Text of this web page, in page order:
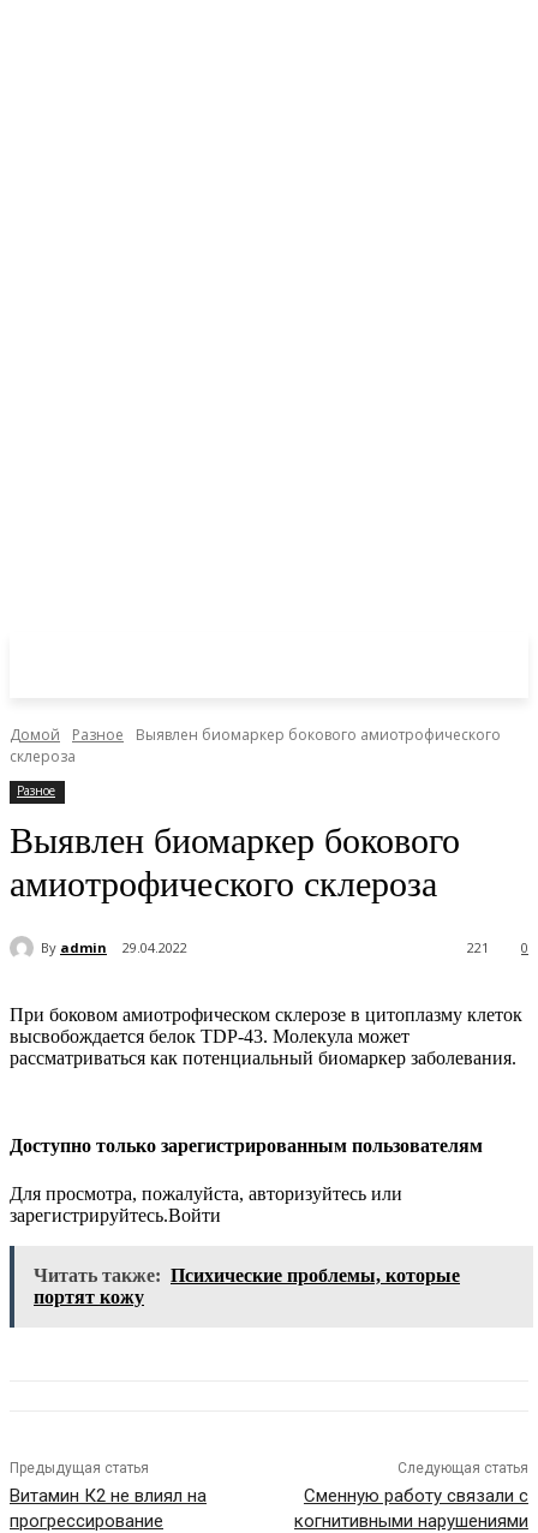
Домой Разное
Выявлен биомаркер бокового амиотрофического
склероза
Разное
Выявлен биомаркер бокового
амиотрофического склероза
By admin 29.04.2022 0
221
При боковом амиотрофическом склерозе в цитоплазму клеток
высвобождается белок TDP-43. Молекула может
рассматриваться как потенциальный биомаркер заболевания.
Доступно только зарегистрированным пользователям
Для просмотра, пожалуйста, авторизуйтесь или
зарегистрируйтесь.Войти
Читать также: Психические проблемы, которые
портят кожу
Предыдущая статья
Витамин К2 не влиял на
прогрессирование
Следующая статья
Сменную работу связали с
когнитивными нарушениями